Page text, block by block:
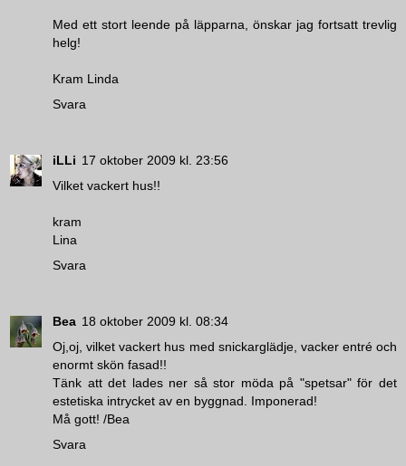
Med ett stort leende på läpparna, önskar jag fortsatt trevlig
helg!
Kram Linda
Svara
iLLi 17 oktober 2009 kl. 23:56
Vilket vackert hus!!
kram
Lina
Svara
Bea 18 oktober 2009 kl. 08:34
Oj,oj, vilket vackert hus med snickarglädje, vacker entré och
enormt skön fasad!!
Tänk att det lades ner så stor möda på "spetsar" för det
estetiska intrycket av en byggnad. Imponerad!
Må gott! /Bea
Svara